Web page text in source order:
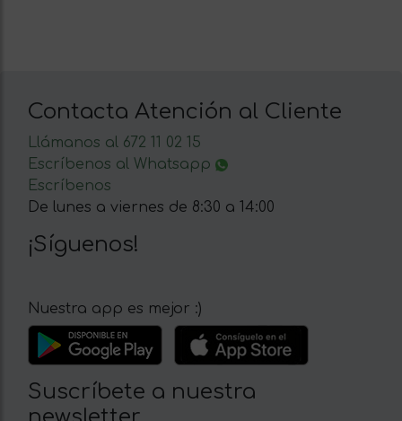
Contacta Atención al Cliente
Llámanos al 672 11 02 15
Escríbenos al Whatsapp
Escríbenos
De lunes a viernes de 8:30 a 14:00
¡Síguenos!
Nuestra app es mejor :)
Suscríbete a nuestra